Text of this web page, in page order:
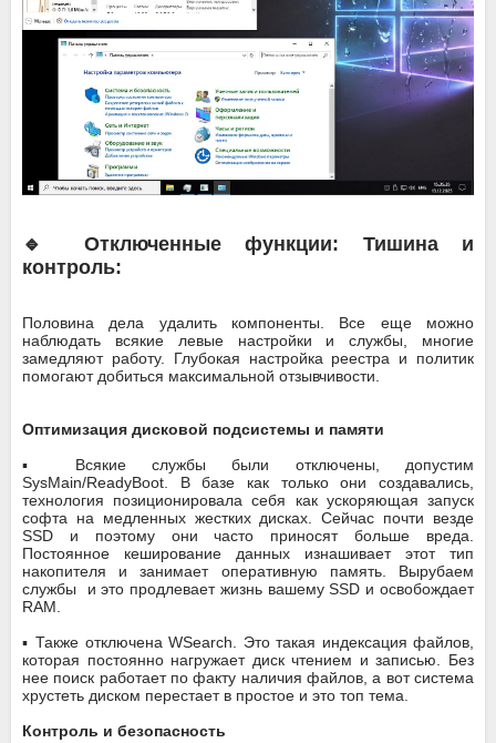
🔹 Отключенные функции: Тишина и
контроль:
Половина дела удалить компоненты. Все еще можно
наблюдать всякие левые настройки и службы, многие
замедляют работу. Глубокая настройка реестра и политик
помогают добиться максимальной отзывчивости.
Оптимизация дисковой подсистемы и памяти
▪️ Всякие службы были отключены, допустим
SysMain/ReadyBoot. В базе как только они создавались,
технология позиционировала себя как ускоряющая запуск
софта на медленных жестких дисках. Сейчас почти везде
SSD и поэтому они часто приносят больше вреда.
Постоянное кеширование данных изнашивает этот тип
накопителя и занимает оперативную память. Вырубаем
службы и это продлевает жизнь вашему SSD и освобождает
RAM.
▪️ Также отключена WSearch. Это такая индексация файлов,
которая постоянно нагружает диск чтением и записью. Без
нее поиск работает по факту наличия файлов, а вот система
хрустеть диском перестает в простое и это топ тема.
Контроль и безопасность